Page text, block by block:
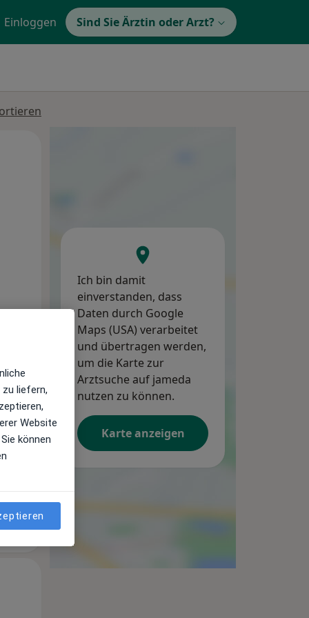
Einloggen Sind Sie Ärztin oder Arzt?
Mi,
12 Aug
Do,
13 Aug
Ich bin damit
einverstanden, dass
Daten durch Google
Maps (USA) verarbeitet
und übertragen werden,
um die Karte zur
Arztsuche auf jameda
nutzen zu können.
Karte anzeigen
liefern,
Website
können